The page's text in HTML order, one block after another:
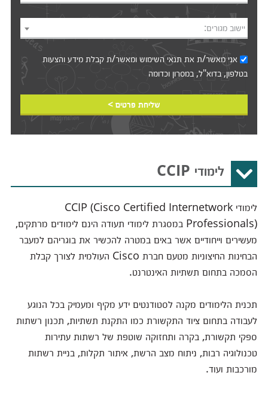
יישוב מגורים:
אני מאשר/ת אתתנאי השימושומאשר/ת קבלת מידע והצעות
בטלפון, בדוא"ל, במסרון וכדומה‎‎
שליחת פרטים >
לימודי CCIP
לימודי CCIP (Cisco Certified Internetwork
Professionals) במסגרת לימודי תעודה הינם לימודים מרתקים,
מעשירים וייחודיים אשר באים במטרה להכשיר את בוגריהם למעבר
הבחינות החיצוניות מטעם חברת Cisco העולמית לצורך קבלת
הסמכה בתחום תשתיות האינטרנט.
תכנית הלימודים מקנה לסטודנטים ידע מקיף ומעמיק בכל הנוגע
לעבודה בתחום ציוד התקשורת כמו התקנת תשתיות, תכנון רשתות
ספקי תקשורת, בקרה ותחזוקה שוטפת של רשתות עתירות
טכנולוגיה רבות, ניתוח מצב הרשת, איתור תקלות, בניית רשתות
מורכבות ועוד.